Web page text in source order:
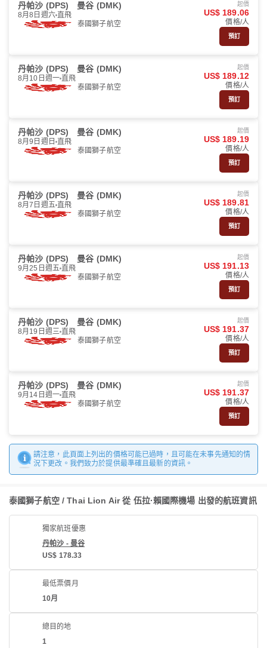
丹帕沙 (DPS) 曼谷 (DMK)
8月8日週六 直飛
泰國獅子航空
起價
US$ 189.06
價格/人
預訂
丹帕沙 (DPS) 曼谷 (DMK)
8月10日週一 直飛
泰國獅子航空
起價
US$ 189.12
價格/人
預訂
丹帕沙 (DPS) 曼谷 (DMK)
8月9日週日 直飛
泰國獅子航空
起價
US$ 189.19
價格/人
預訂
丹帕沙 (DPS) 曼谷 (DMK)
8月7日週五 直飛
泰國獅子航空
起價
US$ 189.81
價格/人
預訂
丹帕沙 (DPS) 曼谷 (DMK)
9月25日週五 直飛
泰國獅子航空
起價
US$ 191.13
價格/人
預訂
丹帕沙 (DPS) 曼谷 (DMK)
8月19日週三 直飛
泰國獅子航空
起價
US$ 191.37
價格/人
預訂
丹帕沙 (DPS) 曼谷 (DMK)
9月14日週一 直飛
泰國獅子航空
起價
US$ 191.37
價格/人
預訂
請注意，此頁面上列出的價格可能已過時，且可能在未事先通知的情
況下更改。我們致力於提供最準確且最新的資訊。
泰國獅子航空 / Thai Lion Air 從 伍拉·賴國際機場 出發的航班資訊
獨家航班優惠
丹帕沙 - 曼谷
US$ 178.33
最低票價月
10月
總目的地
1